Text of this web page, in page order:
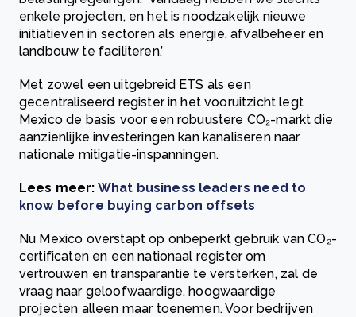
enkele projecten, en het is noodzakelijk nieuwe
initiatieven in sectoren als energie, afvalbeheer en
landbouw te faciliteren.’
Met zowel een uitgebreid ETS als een
gecentraliseerd register in het vooruitzicht legt
Mexico de basis voor een robuustere CO₂-markt die
aanzienlijke investeringen kan kanaliseren naar
nationale mitigatie-inspanningen.
Lees meer: What business leaders need to
know before buying carbon offsets
Nu Mexico overstapt op onbeperkt gebruik van CO₂-
certificaten en een nationaal register om
vertrouwen en transparantie te versterken, zal de
vraag naar geloofwaardige, hoogwaardige
projecten alleen maar toenemen. Voor bedrijven